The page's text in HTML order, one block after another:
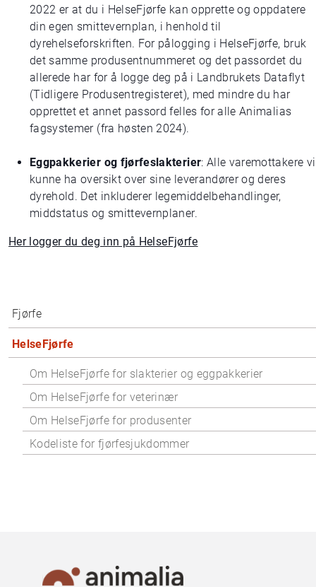
2022 er at du i HelseFjørfe kan opprette og oppdatere
din egen smittevernplan, i henhold til
dyrehelseforskriften. For pålogging i HelseFjørfe, bruk
det samme produsentnummeret og det passordet du
allerede har for å logge deg på i Landbrukets Dataflyt
(Tidligere Produsentregisteret), med mindre du har
opprettet et annet passord felles for alle Animalias
fagsystemer (fra høsten 2024).
Eggpakkerier og fjørfeslakterier: Alle varemottakere
kunne ha oversikt over sine leverandører og deres
dyrehold. Det inkluderer legemiddelbehandlinger,
middstatus og smittevernplaner.
Her logger du deg inn på HelseFjørfe
Fjørfe
HelseFjørfe
Om HelseFjørfe for slakterier og eggpakkerier
Om HelseFjørfe for veterinær
Om HelseFjørfe for produsenter
Kodeliste for fjørfesjukdommer